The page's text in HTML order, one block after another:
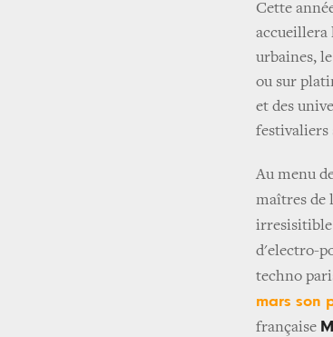
Cette
accueillera
urbaines,
ou sur
et des
festivaliers
Au menu
maîtres de
irresisitible
d'electro-
techno
mars son
française